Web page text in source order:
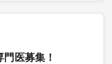
門医募集！